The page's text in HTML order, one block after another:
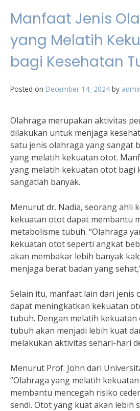
Manfaat Jenis
yang Melatih
bagi Kesehatan
Posted on December 14, 2024 by
Olahraga merupakan aktivitas
dilakukan untuk menjaga
satu jenis olahraga yang sangat
yang melatih kekuatan otot.
yang melatih kekuatan otot bagi
sangatlah banyak.
Menurut dr. Nadia, seorang ahli
kekuatan otot dapat membantu
metabolisme tubuh. “Olahraga
kekuatan otot seperti angkat
akan membakar lebih banyak
menjaga berat badan yang
Selain itu, manfaat lain dari jenis
dapat meningkatkan kekuatan
tubuh. Dengan melatih
tubuh akan menjadi lebih kuat
melakukan aktivitas sehari-hari
Menurut Prof. John dari
“Olahraga yang melatih
membantu mencegah risiko
sendi. Otot yang kuat akan lebih